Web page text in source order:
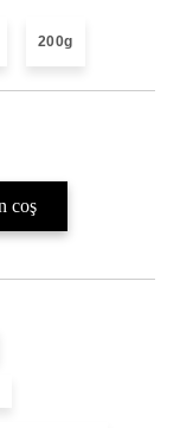
200g